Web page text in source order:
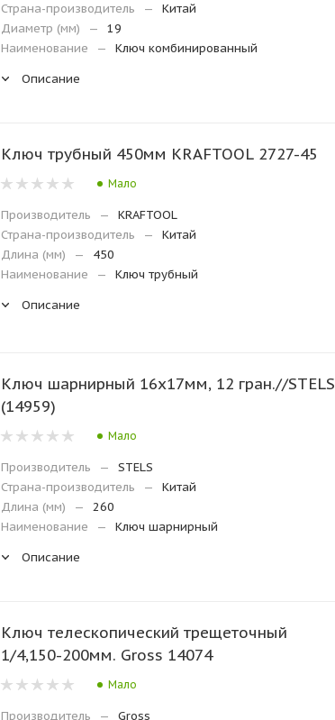
Страна-производитель
—
Китай
Диаметр (мм)
—
19
Наименование
—
Ключ комбинированный
Описание
Ключ трубный 450мм KRAFTOOL 2727-45
Мало
Производитель —
KRAFTOOL
Страна-производитель
—
Китай
Длина (мм)
—
450
Наименование
—
Ключ трубный
Описание
Ключ шарнирный 16х17мм, 12 гран.//STELS
(14959)
Мало
Производитель —
STELS
Страна-производитель
—
Китай
Длина (мм)
—
260
Наименование
—
Ключ шарнирный
Описание
Ключ телескопический трещеточный
1/4,150-200мм. Gross 14074
Мало
Производитель — Gross